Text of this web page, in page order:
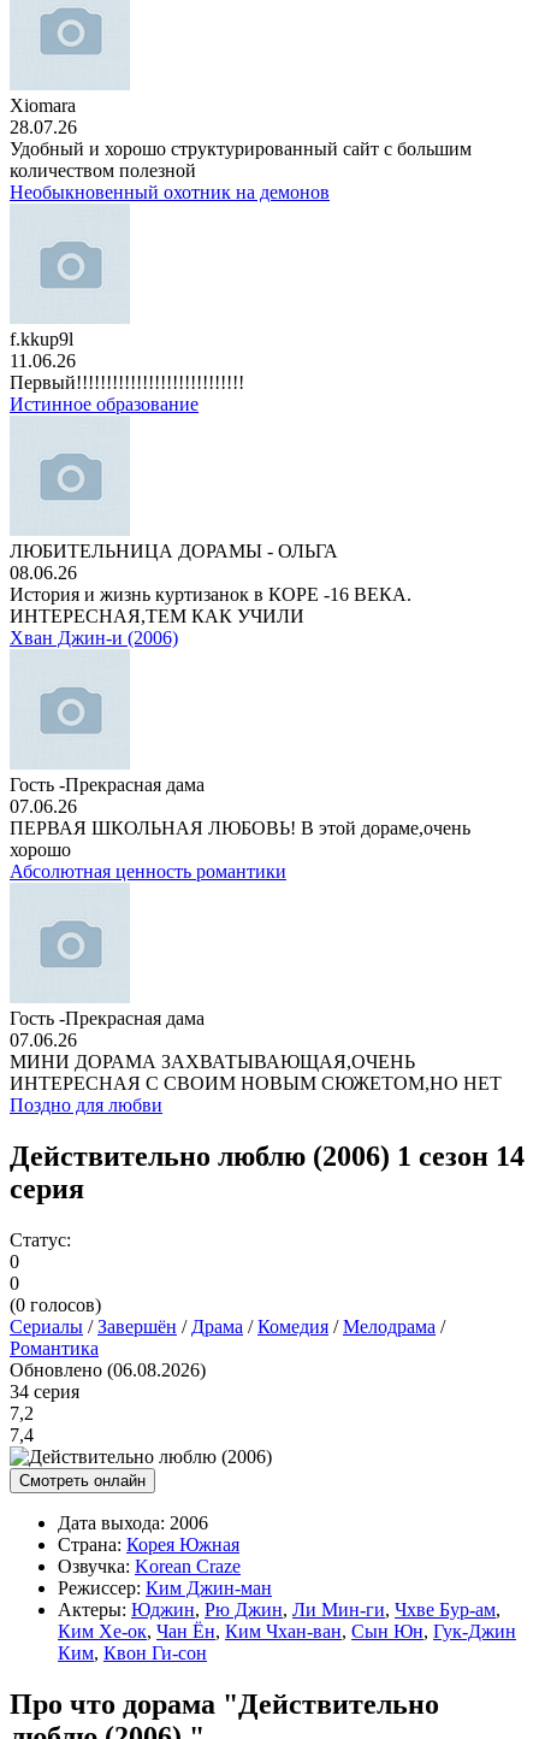
Xiomara
28.07.26
Удобный и хорошо структурированный сайт с большим
количеством полезной
Необыкновенный охотник на демонов
f.kkup9l
11.06.26
Первый!!!!!!!!!!!!!!!!!!!!!!!!!!!!
Истинное образование
ЛЮБИТЕЛЬНИЦА ДОРАМЫ - ОЛЬГА
08.06.26
История и жизнь куртизанок в КОРЕ -16 ВЕКА.
ИНТЕРЕСНАЯ,ТЕМ КАК УЧИЛИ
Хван Джин-и (2006)
Гость -Прекрасная дама
07.06.26
ПЕРВАЯ ШКОЛЬНАЯ ЛЮБОВЬ! В этой дораме,очень
хорошо
Абсолютная ценность романтики
Гость -Прекрасная дама
07.06.26
МИНИ ДОРАМА ЗАХВАТЫВАЮЩАЯ,ОЧЕНЬ
ИНТЕРЕСНАЯ С СВОИМ НОВЫМ СЮЖЕТОМ,НО НЕТ
Поздно для любви
Действительно люблю (2006) 1 сезон 14
серия
Статус:
0
0
(0 голосов)
Сериалы /Завершён / Драма /Комедия /Мелодрама /
Романтика
Обновлено (06.08.2026)
34 серия
7,2
7,4
Смотреть онлайн
Дата выхода: 2006
Страна: Корея Южная
Озвучка: Korean Craze
Режиссер: Ким Джин-ман
Актеры: Юджин, Рю Джин, Ли Мин-ги, Чхве Бур-ам,
Ким Хе-ок, Чан Ён, Ким Чхан-ван, Сын Юн, Гук-Джин
Ким, Квон Ги-сон
Про что дорама "Действительно